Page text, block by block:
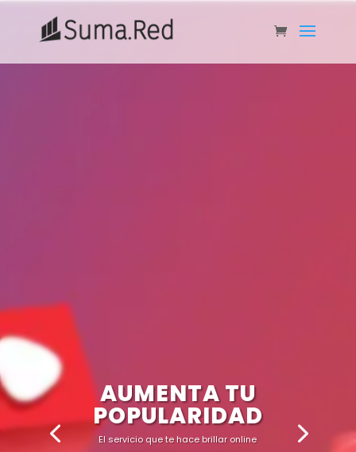
AUMENTA TU
POPULARIDAD
El servicio que te hace brillar online